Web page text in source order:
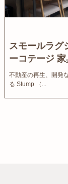
スモールラグ
ーコテージ 家
家結びNews
不動産の再生、開発
る Stump （...